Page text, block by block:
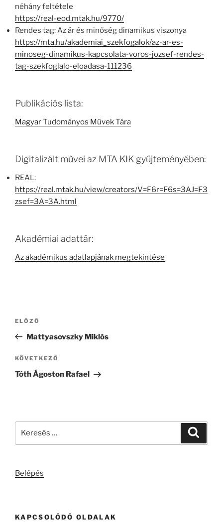
néhány feltétele
https://real-eod.mtak.hu/9770/
Rendes tag: Az ár és minőség dinamikus viszonya
https://mta.hu/akademiai_szekfogalok/az-ar-es-
minoseg-dinamikus-kapcsolata-voros-jozsef-rendes-
tag-szekfoglalo-eloadasa-111236
Publikációs lista:
Magyar Tudományos Művek Tára
Digitalizált művei az MTA KIK gyűjteményében:
REAL:
https://real.mtak.hu/view/creators/V=F6r=F6s=3AJ=F3
zsef=3A=3A.html
Akadémiai adattár:
Az akadémikus adatlapjának megtekintése
Bejegyzés
Korábbi
bejegyzés
ELŐZŐ
Mattyasovszky Miklós
Következő
bejegyzés
KÖVETKEZŐ
Tóth Ágoston Rafael
Belépés
KAPCSOLÓDÓ OLDALAK